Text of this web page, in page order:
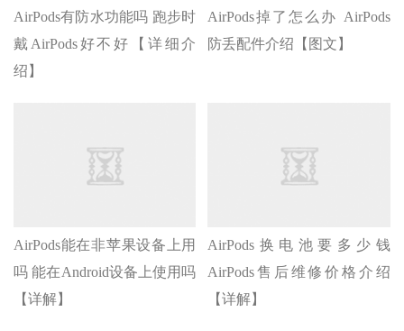
AirPods有防水功能吗 跑步时
戴AirPods好不好【详细介
绍】
AirPods掉了怎么办 AirPods
防丢配件介绍【图文】
AirPods能在非苹果设备上用
吗 能在Android设备上使用吗
【详解】
AirPods换电池要多少钱
AirPods售后维修价格介绍
【详解】